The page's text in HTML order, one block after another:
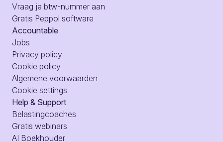
Vraag je btw-nummer aan
Gratis Peppol software
Accountable
Jobs
Privacy policy
Cookie policy
Algemene voorwaarden
Cookie settings
Help & Support
Belastingcoaches
Gratis webinars
AI Boekhouder